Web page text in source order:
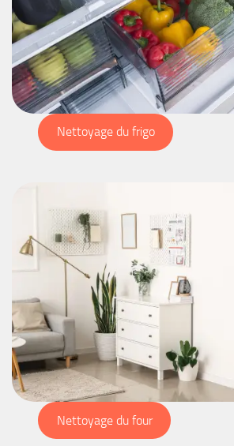
Nettoyage du frigo
Nettoyage du four